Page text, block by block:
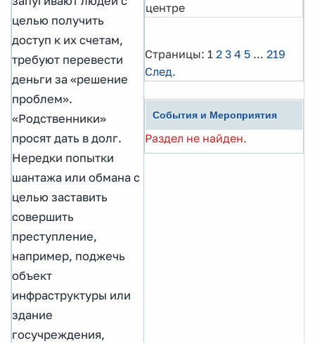
целью получить
доступ к их счетам,
требуют перевести
деньги за «решение
проблем».
«Родственники»
просят дать в долг.
Нередки попытки
шантажа или обмана с
целью заставить
совершить
преступление,
например, поджечь
объект
инфраструктуры или
здание
госучреждения,
центре
Страницы: 1 2 3 4 5 ... 219
След.
События и Мероприятия
Раздел не найден.